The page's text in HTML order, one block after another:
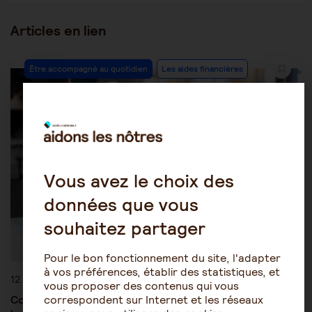
Articles en lien
Être accompagné au quotidien Les aides financières
12 août 2019
Comprendre un devis en cas de projet d’adaptation de
Vous avez le choix des
données que vous
souhaitez partager
Pour le bon fonctionnement du site, l'adapter
à vos préférences, établir des statistiques, et
vous proposer des contenus qui vous
correspondent sur Internet et les réseaux